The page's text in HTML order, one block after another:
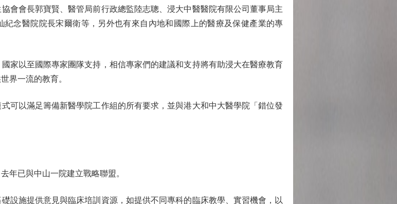
會會長郭寶賢、醫管局前行政總監陸志聰、浸大中醫醫院有限公司董事局主
念醫院院長宋爾衛等，另外也有來自內地和國際上的醫療及保健產業的專
以至國際專家團隊支持，相信專家們的建議和支持將有助浸大在醫療教育
界一流的教育。
以滿足籌備新醫學院工作組的所有要求，並與港大和中大醫學院「錯位發
已與中山一院建立戰略聯盟。
施提供意見與臨床培訓資源，如提供不同專科的臨床教學、實習機會，以